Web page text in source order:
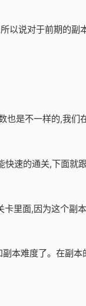
以说对于前期的
是不一样的,我
速的通关,下面
里面,因为这个
本难度了。在副